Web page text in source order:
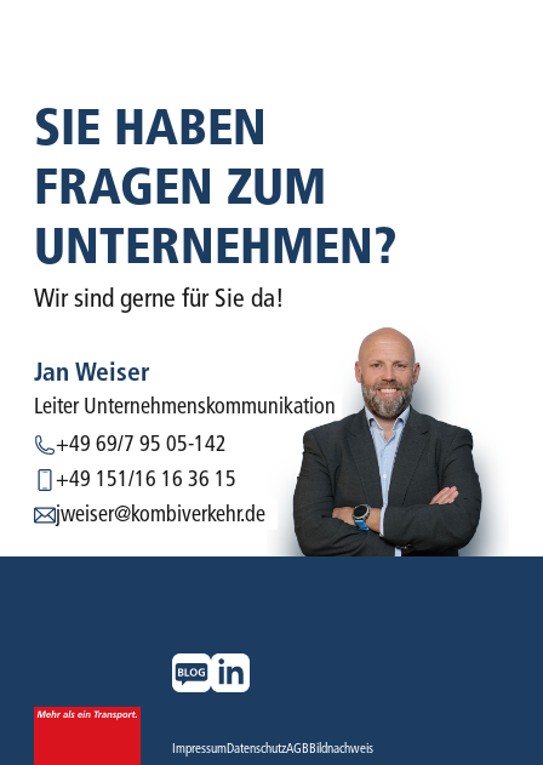
SIE HABEN
FRAGEN ZUM
UNTER­NEHMEN?
Wir sind gerne für Sie da!
Jan Weiser
Leiter Unternehmens­kommunikation
+49 69/7 95 05-142
+49 151/16 16 36 15
jweiser@kombiverkehr.de
ImpressumDatenschutzAGBBildnachweis